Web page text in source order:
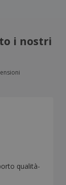
i nostri
qualità-